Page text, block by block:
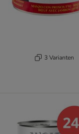
3 Varianten